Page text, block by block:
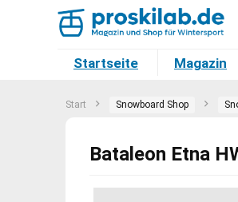
Startseite Magazin
Start Snowboard Shop
Bataleon Etna